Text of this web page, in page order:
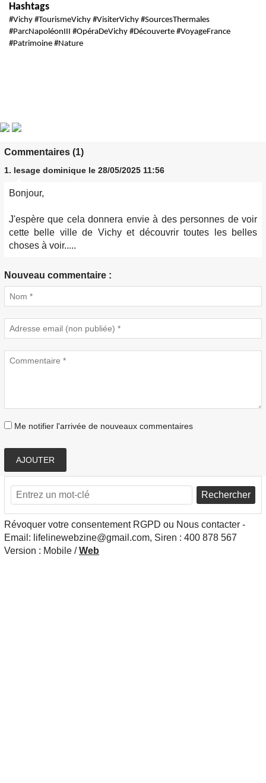
Hashtags
#Vichy #TourismeVichy #VisiterVichy #SourcesThermales
#ParcNapoléonIII #OpéraDeVichy #Découverte #VoyageFrance
#Patrimoine #Nature
Commentaires (1)
1. lesage dominique le 28/05/2025 11:56
Bonjour,
J'espère que cela donnera envie à des personnes de voir
cette belle ville de Vichy et découvrir toutes les belles
choses à voir.....
Nouveau commentaire :
Me notifier l'arrivée de nouveaux commentaires
AJOUTER
Rechercher
Révoquer votre consentement RGPD ou Nous contacter -
Email: lifelinewebzine@gmail.com, Siren : 400 878 567
Version : Mobile /Web